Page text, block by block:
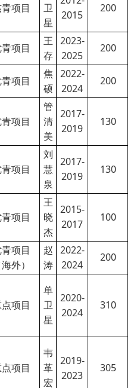
项目
卫
星
2015
200
项目
王
存
2023-
2025
200
项目
焦
硕
2022-
2024
200
项目
管
清
美
2017-
2019
130
项目
刘
慧
泉
2017-
2019
130
项目
王
晓
杰
2015-
2017
100
项目
海外）
赵
涛
2022-
2024
200
项目
单
卫
星
2020-
2024
310
项目
韦
革
宏
2019-
2023
305